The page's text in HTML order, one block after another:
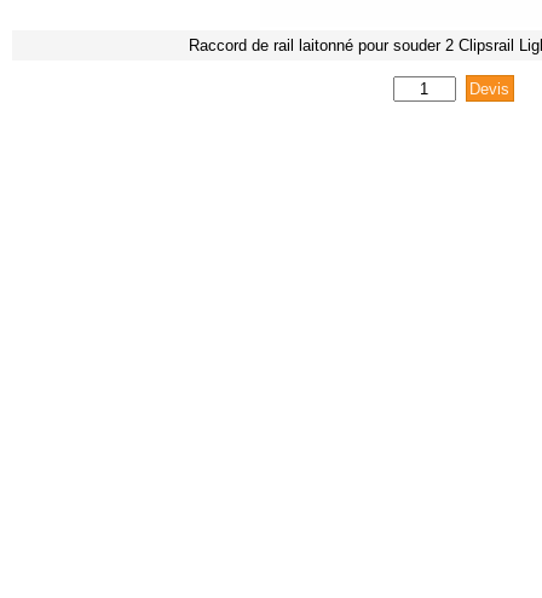
Raccord de rail laitonné pour souder 2 Clipsrail